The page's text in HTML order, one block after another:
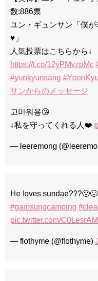
数:886票
ユン・ギュンサン「僕
♥」
人気投票はこちらから↓
https://t.co/12yPMvzpMc
#yunkyunsang
サンからのメッセージ
고마워용😘
↓私を守ってくれる人❤️
— leeremong
He loves
#gamsungcamping
pic.twitter.com/
— flothyme (@flothyme)